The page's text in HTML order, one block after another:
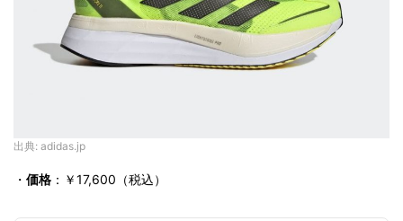
出典: adidas.jp
・ 価格 ：￥17,600 （税込）